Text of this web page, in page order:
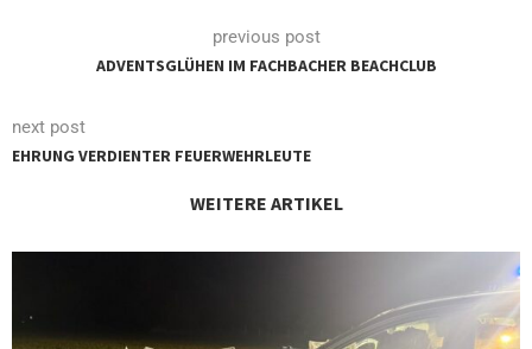
previous post
ADVENTSGLÜHEN IM FACHBACHER BEACHCLUB
next post
EHRUNG VERDIENTER FEUERWEHRLEUTE
WEITERE ARTIKEL